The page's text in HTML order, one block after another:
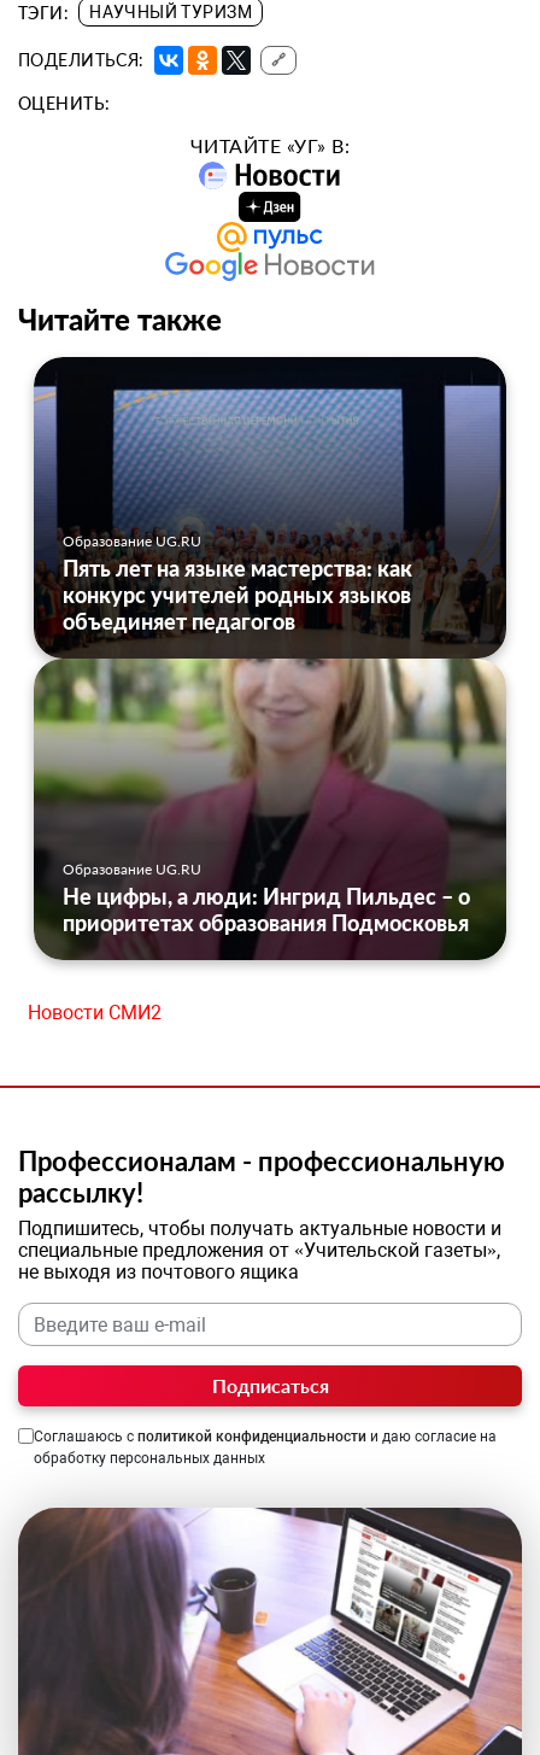
ТЭГИ: НАУЧНЫЙ ТУРИЗМ
ПОДЕЛИТЬСЯ: 🔗
ОЦЕНИТЬ:
ЧИТАЙТЕ «УГ» В:
Читайте также
Образование UG.RU
Пять лет на языке мастерства: как
конкурс учителей родных языков
объединяет педагогов
Образование UG.RU
Не цифры, а люди: Ингрид Пильдес – о
приоритетах образования Подмосковья
Новости СМИ2
Профессионалам - профессиональную
рассылку!
Подпишитесь, чтобы получать актуальные новости и
специальные предложения от «Учительской газеты»,
не выходя из почтового ящика
Подписаться
Соглашаюсь с политикой конфиденциальности и даю согласие на
обработку персональных данных